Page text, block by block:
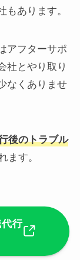
あります。
アフターサポ
社とやり取り
なくありませ
後のトラブル
ます。
代行